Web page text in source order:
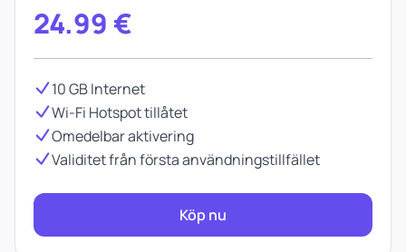
24.99 €
10 GB Internet
Wi-Fi Hotspot tillåtet
Omedelbar aktivering
Validitet från första användningstillfället
Köp nu